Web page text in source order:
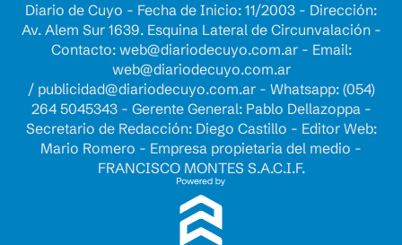
Diario de Cuyo - Fecha de Inicio: 11/2003 - Dirección:
Av. Alem Sur 1639. Esquina Lateral de Circunvalación -
Contacto: web@diariodecuyo.com.ar- Email:
web@diariodecuyo.com.ar
/ publicidad@diariodecuyo.com.ar- Whatsapp: (054)
264 5045343 - Gerente General: Pablo Dellazoppa -
Secretario de Redacción: Diego Castillo - Editor Web:
Mario Romero - Empresa propietaria del medio -
FRANCISCO MONTES S.A.C.I.F.